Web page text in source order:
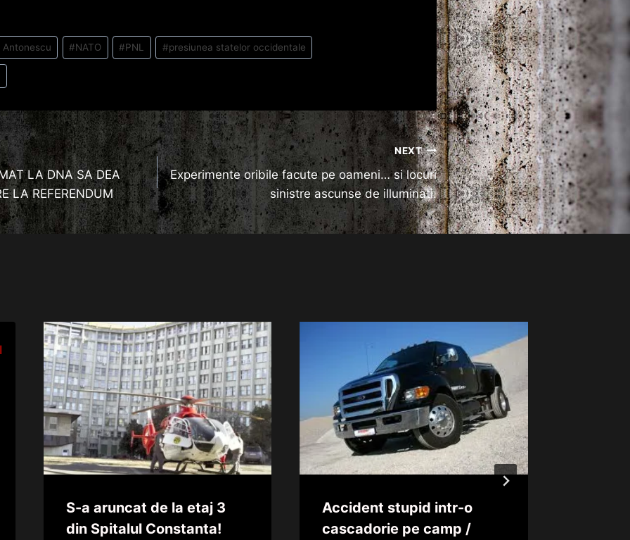
Antonescu #NATO #PNL #presiunea statelor occidentale
LA DNA SA DEA
LA REFERENDUM
NEXT
Experimente oribile facute pe oameni… si locuri
sinistre ascunse de illuminati.
S-a aruncat de la etaj 3
din Spitalul Constanta!
Accident stupid intr-o
cascadorie pe camp /